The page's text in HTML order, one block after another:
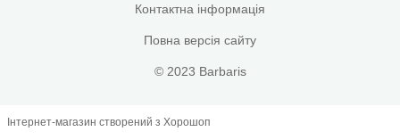
Контактна інформація
Повна версія сайту
© 2023 Barbaris
Інтернет-магазин створений з Хорошоп